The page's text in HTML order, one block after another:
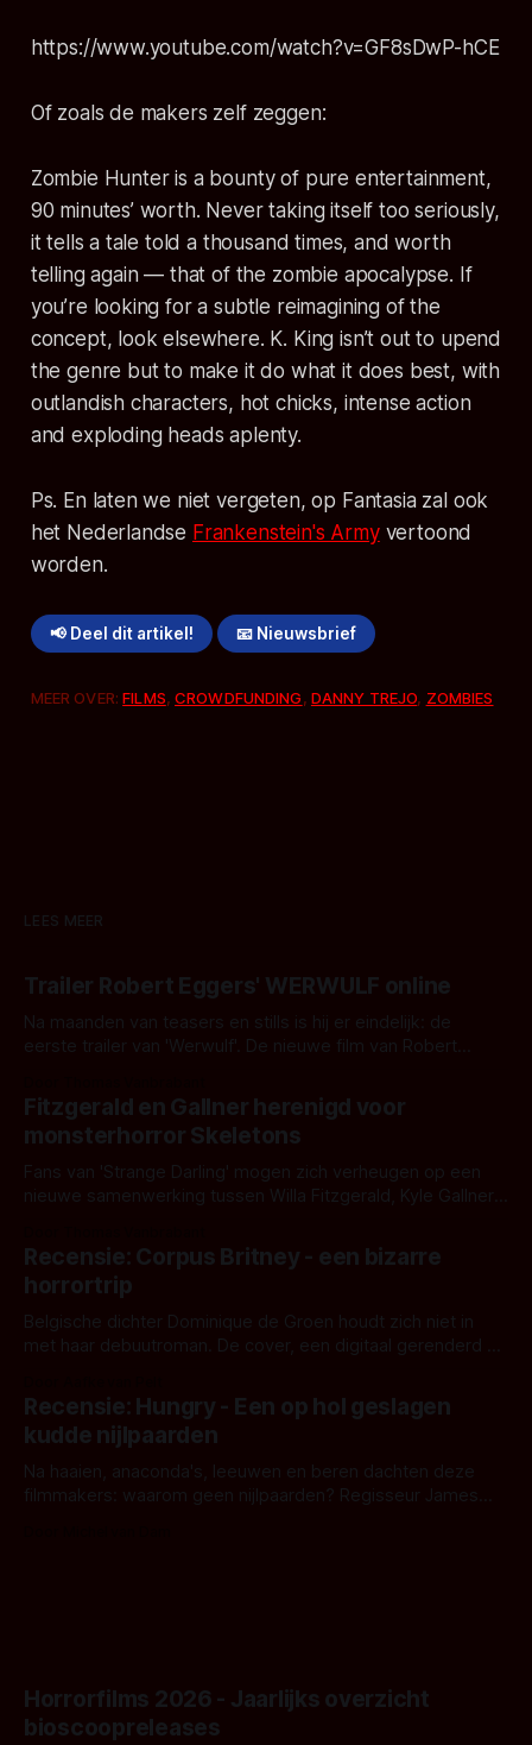
https://www.youtube.com/watch?v=GF8sDwP-hCE
Of zoals de makers zelf zeggen:
Zombie Hunter is a bounty of pure entertainment,
90 minutes’ worth. Never taking itself too seriously,
it tells a tale told a thousand times, and worth
telling again — that of the zombie apocalypse. If
you’re looking for a subtle reimagining of the
concept, look elsewhere. K. King isn’t out to upend
the genre but to make it do what it does best, with
outlandish characters, hot chicks, intense action
and exploding heads aplenty.
Ps. En laten we niet vergeten, op Fantasia zal ook
het Nederlandse Frankenstein's Armyvertoond
worden.
📢 Deel dit artikel! 📧 Nieuwsbrief
MEER OVER:FILMS,CROWDFUNDING, DANNY TREJO, ZOMBIES
LEES MEER
Trailer Robert Eggers' WERWULF online
Na maanden van teasers en stills is hij er eindelijk: de
eerste trailer van 'Werwulf'. De nieuwe film van Robert
kille stijl vol folklore en mythe. Het topic deze keer is (kon
het het al raden?)... de weerwolf. Kijk je mee?
Fitzgerald en Gallner herenigd voor
monsterhorror Skeletons
Fans van 'Strange Darling' mogen zich verheugen op een
nieuwe samenwerking tussen Willa Fitzgerald, Kyle Gallner
'Skeletons', een nieuwe creature feature waarvoor de
opnames zijn gestart in Australië.
Recensie: Corpus Britney - een bizarre
horrortrip
Belgische dichter Dominique de Groen houdt zich niet in
met haar debuutroman. De cover, een digitaal gerenderd en
achtergrond, belooft iets kleurrijks maar onheilspellends,
iets ongrijpbaars. En dat maakt De Groen met ieder woord
waar.
Recensie: Hungry - Een op hol geslagen
kudde nijlpaarden
Na haaien, anaconda's, leeuwen en beren dachten deze
filmmakers: waarom geen nijlpaarden? Regisseur James
Horrorfilms 2026 - Jaarlijks overzicht
bioscoopreleases